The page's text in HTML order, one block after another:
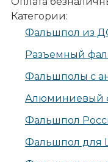
Категории:
Фальшпол из
Разъемный
Фальшполы с
Алюминиевый
Фальшпол
Фальшпол для